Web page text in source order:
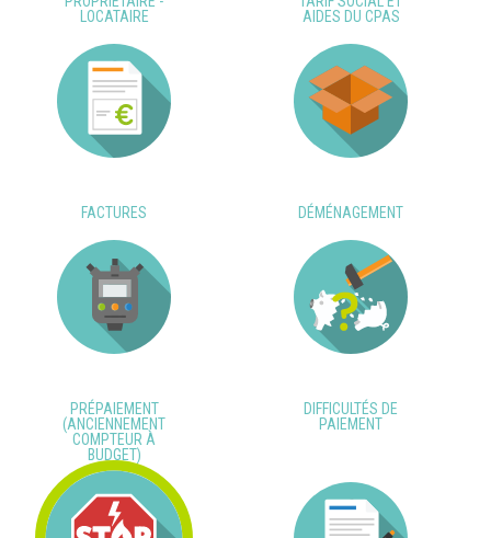
LOCATAIRE
AIDES DU CPAS
FACTURES DÉMÉNAGEMENT
PRÉPAIEMENT
(ANCIENNEMENT
COMPTEUR À
BUDGET)
DIFFICULTÉS DE
PAIEMENT